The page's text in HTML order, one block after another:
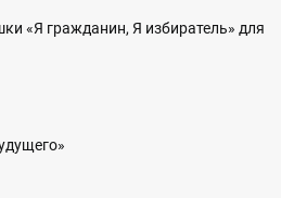
«Я гражданин, Я избиратель» для